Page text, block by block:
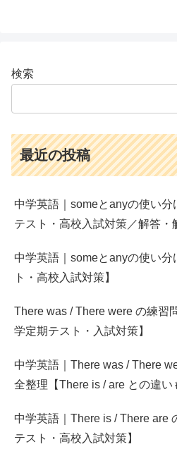
検索
最近の投稿
中学英語｜someとanyの使い
テスト・高校入試対策／解答・
中学英語｜someとanyの使い
ト・高校入試対策】
There was / There were の練習
学定期テスト・入試対策】
中学英語｜There was / There
全整理【There is / are との違い
中学英語｜There is / There are
テスト・高校入試対策】